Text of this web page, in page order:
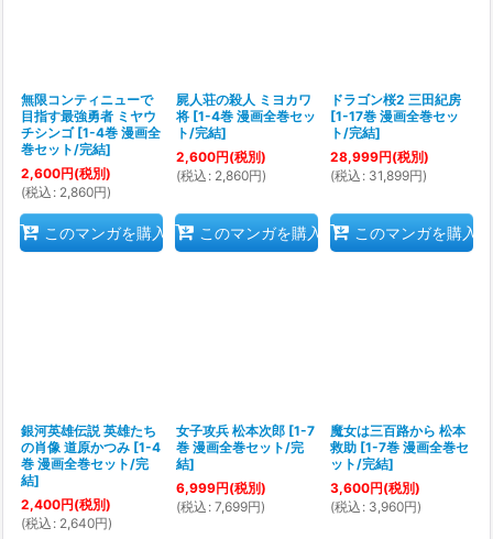
無限コンティニューで
目指す最強勇者 ミヤウ
チシンゴ [1-4巻 漫画全
巻セット/完結]
2,600円(税別)
(税込 : 2,860円)
このマンガを購入
屍人荘の殺人 ミヨカワ
将 [1-4巻 漫画全巻セッ
ト/完結]
2,600円(税別)
(税込 : 2,860円)
このマンガを購入
ドラゴン桜2 三田紀房
[1-17巻 漫画全巻セッ
ト/完結]
28,999円(税別)
(税込 : 31,899円)
このマンガを購入
銀河英雄伝説 英雄たち
の肖像 道原かつみ [1-4
巻 漫画全巻セット/完
結]
2,400円(税別)
(税込 : 2,640円)
女子攻兵 松本次郎 [1-7
巻 漫画全巻セット/完
結]
6,999円(税別)
(税込 : 7,699円)
魔女は三百路から 松本
救助 [1-7巻 漫画全巻セ
ット/完結]
3,600円(税別)
(税込 : 3,960円)